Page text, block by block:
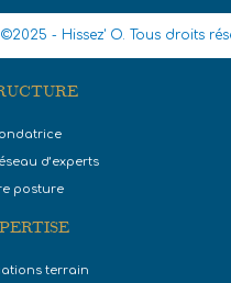
©2025 - Hissez' O. Tous droits
d’experts
posture
terrain